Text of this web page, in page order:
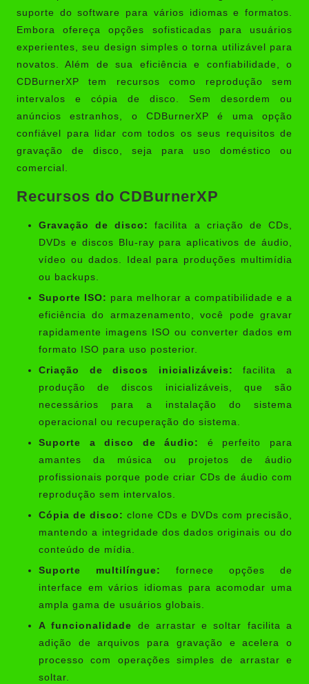
suporte do software para vários idiomas e formatos.
Embora ofereça opções sofisticadas para usuários
experientes, seu design simples o torna utilizável para
novatos. Além de sua eficiência e confiabilidade, o
CDBurnerXP tem recursos como reprodução sem
intervalos e cópia de disco. Sem desordem ou
anúncios estranhos, o CDBurnerXP é uma opção
confiável para lidar com todos os seus requisitos de
gravação de disco, seja para uso doméstico ou
comercial.
Recursos do CDBurnerXP
Gravação de disco:
facilita a criação de CDs,
DVDs e discos Blu-ray para aplicativos de áudio,
vídeo ou dados. Ideal para produções multimídia
ou backups.
Suporte ISO: para melhorar a compatibilidade e a
eficiência do armazenamento, você pode gravar
rapidamente imagens ISO ou converter dados em
formato ISO para uso posterior.
Criação de discos inicializáveis:
facilita a
produção de discos inicializáveis, que são
necessários para a instalação do sistema
operacional ou recuperação do sistema.
Suporte a disco de áudio:
é perfeito para
amantes da música ou projetos de áudio
profissionais porque pode criar CDs de áudio com
reprodução sem intervalos.
Cópia de disco: clone CDs e DVDs com precisão,
mantendo a integridade dos dados originais ou do
conteúdo de mídia.
Suporte multilíngue:
fornece opções de
interface em vários idiomas para acomodar uma
ampla gama de usuários globais.
A funcionalidade de arrastar e soltar facilita a
adição de arquivos para gravação e acelera o
processo com operações simples de arrastar e
soltar.